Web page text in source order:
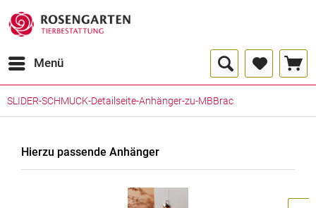
Menü
SLIDER-SCHMUCK-Detailseite-Anhänger-zu-MBBrac
Hierzu passende Anhänger